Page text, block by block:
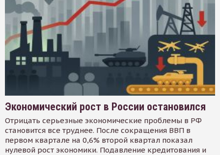
Экономический рост в России остановился
Отрицать серьезные экономические проблемы в РФ
становится все труднее. После сокращения ВВП в
первом квартале на 0,6% второй квартал показал
нулевой рост экономики. Подавление кредитования и